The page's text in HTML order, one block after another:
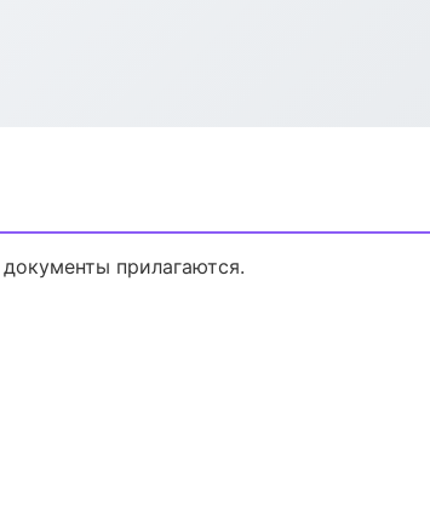
прилагаются.